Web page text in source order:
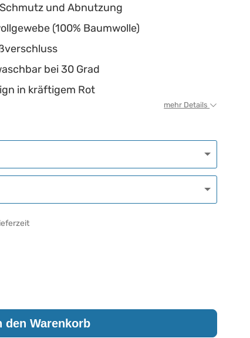
und Abnutzung
(100% Baumwolle)
bei 30 Grad
in kräftigem Rot
mehr Details
den Warenkorb